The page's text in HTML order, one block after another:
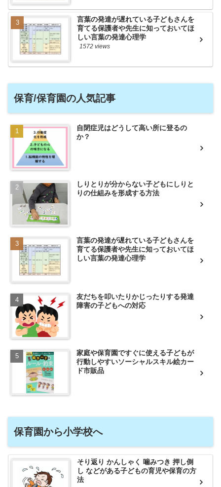
言葉の発達が遅れている子どもさんを
育てる保護者や先生に知っておいてほ
しい言葉の発達心理学
1572 views
保育/保育園の人気記事
自閉症児はどうして高い所に登るの
か？
しりとりが分からない子どもにしりと
りの仕組みを形成する方法
言葉の発達が遅れている子どもさんを
育てる保護者や先生に知っておいてほ
しい言葉の発達心理学
友だちを叩いたりかじったりする発達
障害の子どもへの対応
家庭や保育園ですぐに使える子どもが
行動しやすいソーシャルスキル絵カー
ド市販品
保育園から小学校へ
そり返り かんしゃく 噛みつき 押し倒
し などがある子どもの育児や保育の方
法